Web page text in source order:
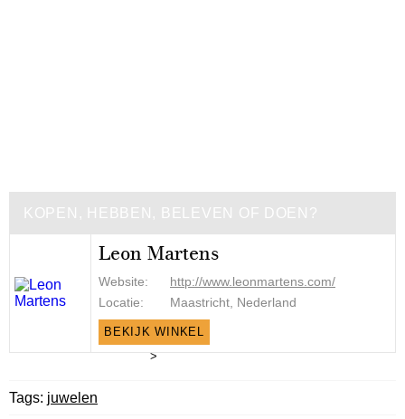
KOPEN, HEBBEN, BELEVEN OF DOEN?
Leon Martens
Website:
http://www.leonmartens.com/
Locatie:
Maastricht, Nederland
BEKIJK WINKEL
>
Tags: juwelen